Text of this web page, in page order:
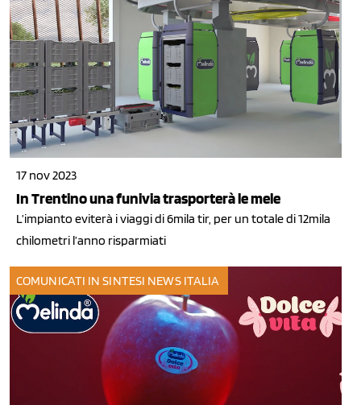
17 nov 2023
In Trentino una funivia trasporterà le mele
L’impianto eviterà i viaggi di 6mila tir, per un totale di 12mila
chilometri l’anno risparmiati
COMUNICATI IN SINTESI NEWS ITALIA